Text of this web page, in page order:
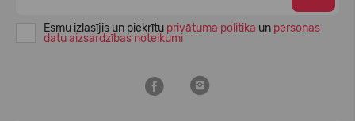
Esmu izlasījis un piekrītu privātuma politika un personas
datu aizsardzības noteikumi